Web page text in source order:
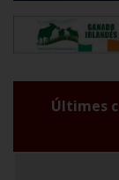
Últimes